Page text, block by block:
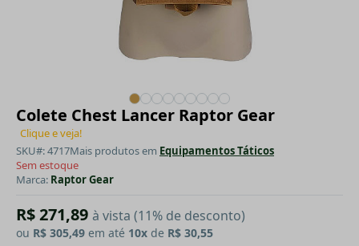
Colete Chest Lancer Raptor Gear
Clique e veja!
SKU#: 4717Mais produtos em Equipamentos Táticos
Sem estoque
Marca: Raptor Gear
R$ 271,89 à vista (11% de desconto)
ou R$ 305,49 em até 10x de R$ 30,55